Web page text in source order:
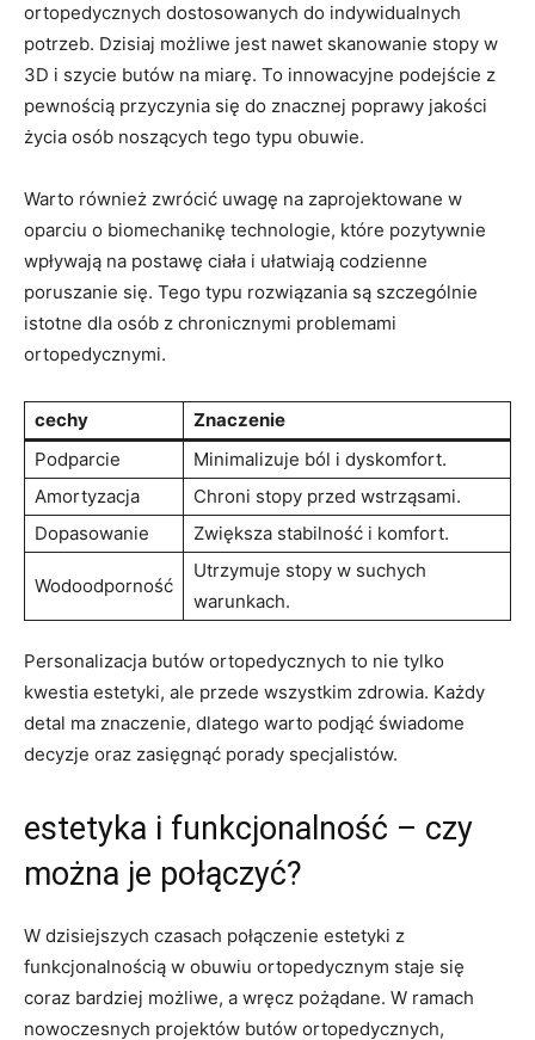
ortopedycznych dostosowanych do indywidualnych
potrzeb. Dzisiaj możliwe jest nawet skanowanie stopy w
3D i szycie butów na miarę. To innowacyjne podejście z
pewnością przyczynia się do znacznej poprawy jakości
życia osób noszących tego typu obuwie.
Warto również zwrócić uwagę na zaprojektowane w
oparciu o biomechanikę technologie, które pozytywnie
wpływają na postawę ciała i ułatwiają codzienne
poruszanie się. Tego typu rozwiązania są szczególnie
istotne dla osób z chronicznymi problemami
ortopedycznymi.
cechy
Znaczenie
Podparcie
Minimalizuje ból i dyskomfort.
Amortyzacja
Chroni stopy przed wstrząsami.
Dopasowanie
Zwiększa stabilność i komfort.
Wodoodporność
Utrzymuje stopy w suchych
warunkach.
Personalizacja butów ortopedycznych to nie tylko
kwestia estetyki, ale przede wszystkim zdrowia. Każdy
detal ma znaczenie, dlatego warto podjąć świadome
decyzje oraz zasięgnąć porady specjalistów.
estetyka i funkcjonalność – czy
można je połączyć?
W dzisiejszych czasach połączenie estetyki z
funkcjonalnością w obuwiu ortopedycznym staje się
coraz bardziej możliwe, a wręcz pożądane. W ramach
nowoczesnych projektów butów ortopedycznych,